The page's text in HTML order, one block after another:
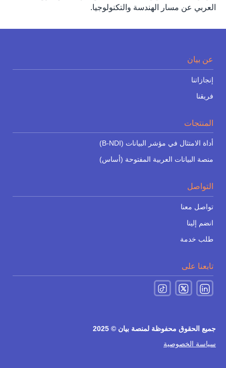
العربي عن مسار الهندسة والتكنولوجيا.
عن بيان
إنجازاتنا
فريقنا
المنتجات
أداة الامتثال في مؤشر البيانات (B-NDI)
منصة البيانات العربية المفتوحة (أساس)
التواصل
تواصل معنا
انضم إلينا
طلب خدمة
تابعنا على
جميع الحقوق محفوظة لمنصة بيان © 2025
سياسة الخصوصية